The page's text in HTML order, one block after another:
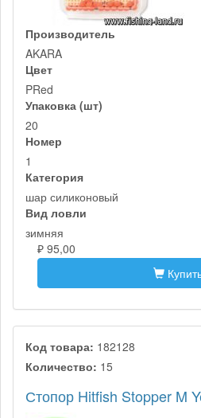
Производитель
AKARA
Цвет
PRed
Упаковка (шт)
20
Номер
1
Категория
шар силиконовый
Вид ловли
зимняя
₽ 95,00
Код товара: 182128
Количество: 15
Стопор Hitfish Stopper M